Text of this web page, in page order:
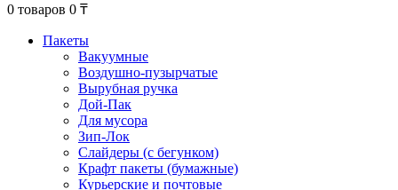
0 товаров 0 ₸
Пакеты
Вакуумные
Воздушно-пузырчатые
Вырубная ручка
Дой-Пак
Для мусора
Зип-Лок
Слайдеры (с бегунком)
Крафт пакеты (бумажные)
Курьерские и почтовые